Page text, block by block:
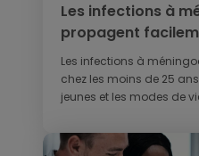
Les infections à
propagent
jeune
Les infections à
chez les moins de 25
jeunes et les modes de